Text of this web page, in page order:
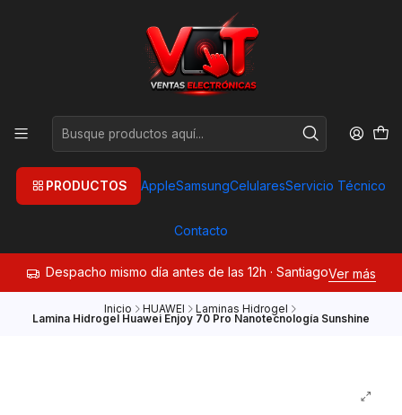
PRODUCTOS AppleSamsungCelularesServicio Técnico
Contacto
Despacho mismo día antes de las 12h · SantiagoVer más
Inicio HUAWEI Laminas Hidrogel
Lamina Hidrogel Huawei Enjoy 70 Pro Nanotecnología Sunshine